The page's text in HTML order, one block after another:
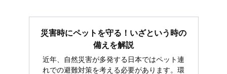
災害時にペットを守る！いざという時の
備えを解説
近年、自然災害が多発する日本ではペット連
れでの避難対策を考える必要があります。環